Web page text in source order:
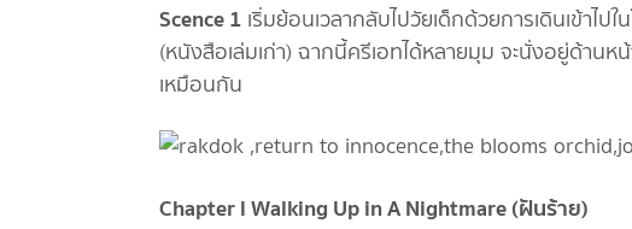
Scence 1 เริ่มย้อนเวลากลับไปวัยเด็กด้วยการเดินเข้าไ
(หนังสือเล่มเก่า) ฉากนี้ครีเอทได้หลายมุม จะนั่งอยู่ด้านห
เหมือนกัน
Chapter l Walking Up in A Nightmare (ฝันร้าย)